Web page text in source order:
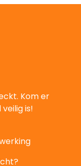
Kom er
is!